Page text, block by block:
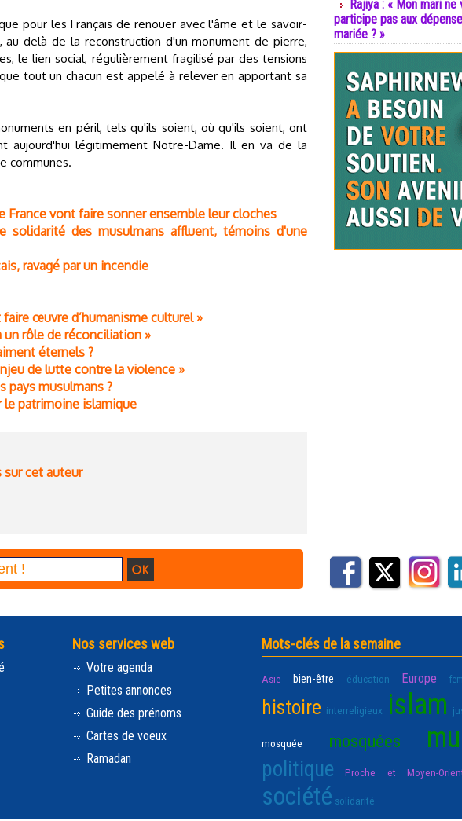
pour les Français de renouer avec l'âme et le savoir-
au-delà de la reconstruction d'un monument de pierre,
le lien social, régulièrement fragilisé par des tensions
tout un chacun est appelé à relever en apportant sa
en péril, tels qu'ils soient, où qu'ils soient, ont
aujourd'hui légitimement Notre-Dame. Il en va de la
communes.
France vont faire sonner ensemble leur cloches
solidarité des musulmans affluent, témoins d'une
ravagé par un incendie
faire œuvre d’humanisme culturel »
un rôle de réconciliation »
éternels ?
de lutte contre la violence »
pays musulmans ?
le patrimoine islamique
sur cet auteur
Rajiya : « Mon mari
participe pas aux
mariée ? »
Nos services web
Votre agenda
Petites annonces
Guide des prénoms
Cartes de voeux
Ramadan
Mots-clés de la semaine
Asie bien-être éducation Europe
histoire interreligieux islam
mosquée mosquées
politique Proche et Moyen-
société solidarité